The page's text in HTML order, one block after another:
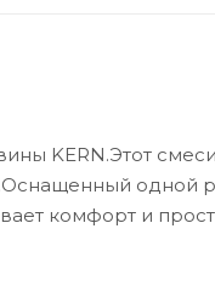
KERN.Этот
одной
комфорт и